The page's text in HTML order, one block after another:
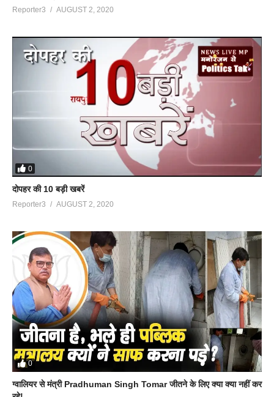
Reporter3 AUGUST 2, 2020
0
दोपहर की 10 बड़ी खबरें
Reporter3 AUGUST 2, 2020
0
ग्वालियर से मंत्री Pradhuman Singh Tomar जीतने के लिए क्या क्या नहीं कर